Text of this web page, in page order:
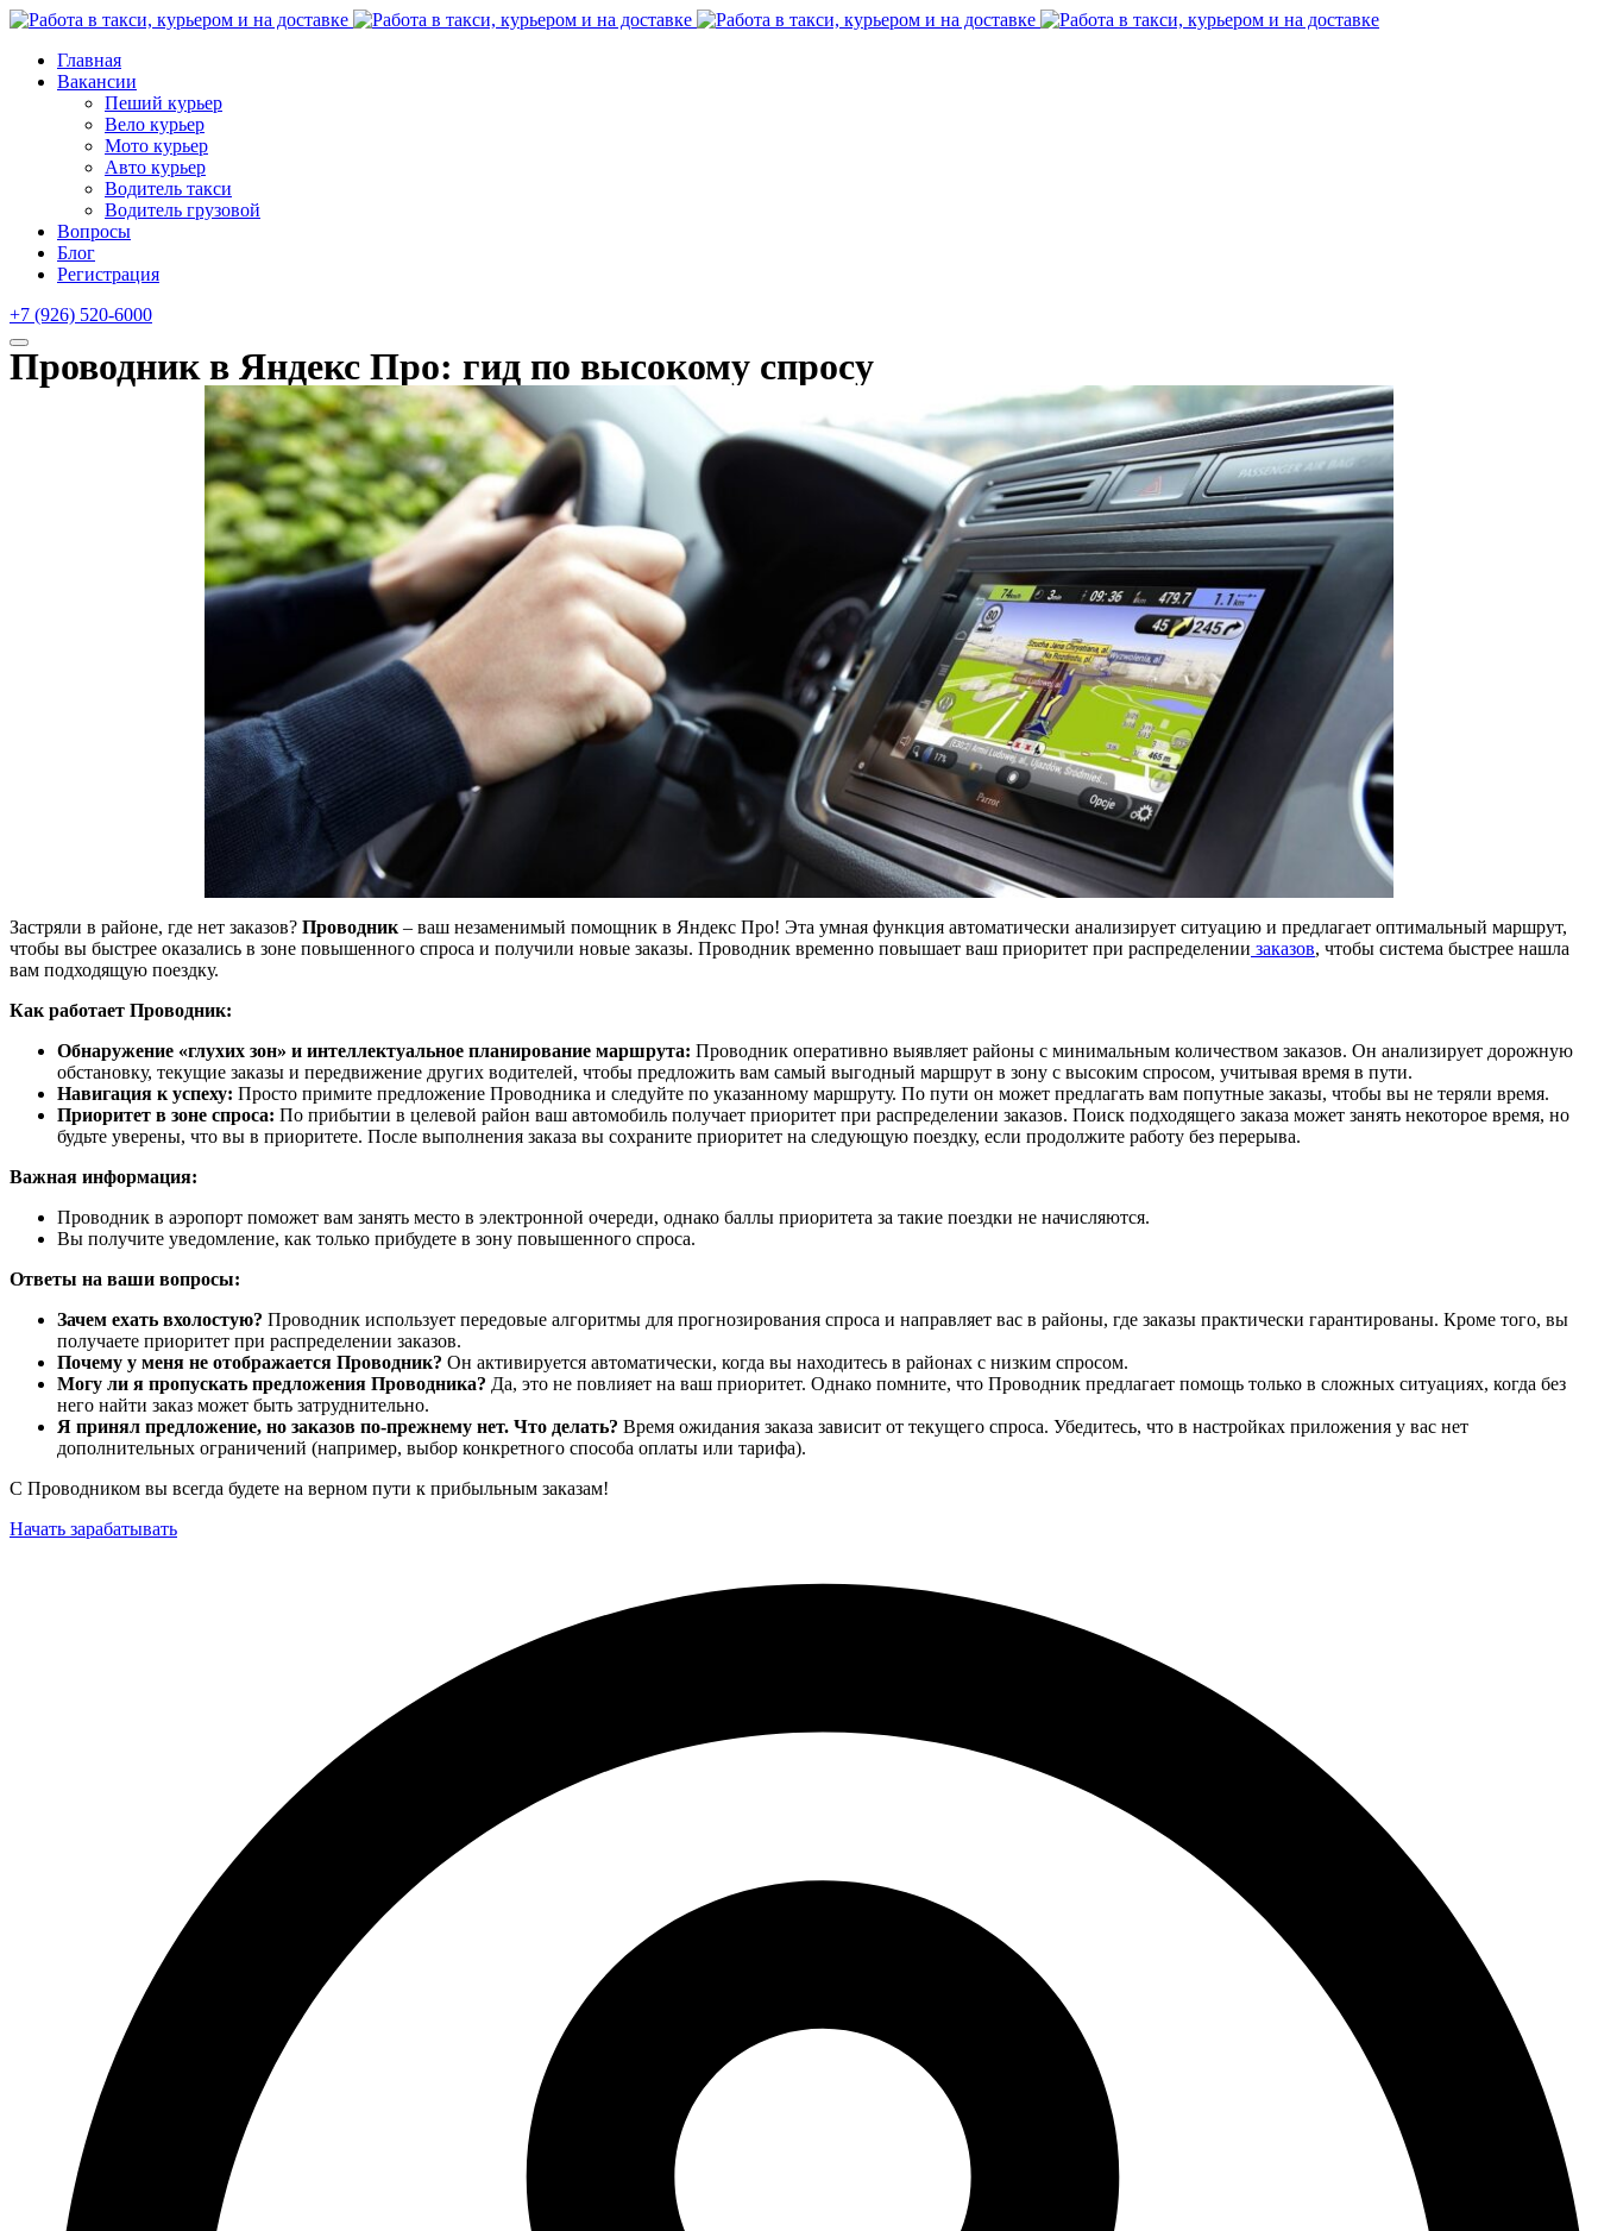
Главная
Вакансии
Пеший курьер
Вело курьер
Мото курьер
Авто курьер
Водитель такси
Водитель грузовой
Вопросы
Блог
Регистрация
+7 (926) 520-6000
Проводник в Яндекс Про: гид по высокому спросу
Застряли в районе, где нет заказов? Проводник – ваш незаменимый помощник в Яндекс Про! Эта умная функция автоматически анализирует ситуацию и предлагает оптимальный маршрут,
чтобы вы быстрее оказались в зоне повышенного спроса и получили новые заказы. Проводник временно повышает ваш приоритет при распределении заказов, чтобы система быстрее нашла
вам подходящую поездку.
Как работает Проводник:
Обнаружение «глухих зон» и интеллектуальное планирование маршрута: Проводник оперативно выявляет районы с минимальным количеством заказов. Он анализирует дорожную
обстановку, текущие заказы и передвижение других водителей, чтобы предложить вам самый выгодный маршрут в зону с высоким спросом, учитывая время в пути.
Навигация к успеху: Просто примите предложение Проводника и следуйте по указанному маршруту. По пути он может предлагать вам попутные заказы, чтобы вы не теряли время.
Приоритет в зоне спроса: По прибытии в целевой район ваш автомобиль получает приоритет при распределении заказов. Поиск подходящего заказа может занять некоторое время, но
будьте уверены, что вы в приоритете. После выполнения заказа вы сохраните приоритет на следующую поездку, если продолжите работу без перерыва.
Важная информация:
Проводник в аэропорт поможет вам занять место в электронной очереди, однако баллы приоритета за такие поездки не начисляются.
Вы получите уведомление, как только прибудете в зону повышенного спроса.
Ответы на ваши вопросы:
Зачем ехать вхолостую? Проводник использует передовые алгоритмы для прогнозирования спроса и направляет вас в районы, где заказы практически гарантированы. Кроме того, вы
получаете приоритет при распределении заказов.
Почему у меня не отображается Проводник? Он активируется автоматически, когда вы находитесь в районах с низким спросом.
Могу ли я пропускать предложения Проводника? Да, это не повлияет на ваш приоритет. Однако помните, что Проводник предлагает помощь только в сложных ситуациях, когда без
него найти заказ может быть затруднительно.
Я принял предложение, но заказов по-прежнему нет. Что делать? Время ожидания заказа зависит от текущего спроса. Убедитесь, что в настройках приложения у вас нет
дополнительных ограничений (например, выбор конкретного способа оплаты или тарифа).
С Проводником вы всегда будете на верном пути к прибыльным заказам!
Начать зарабатывать